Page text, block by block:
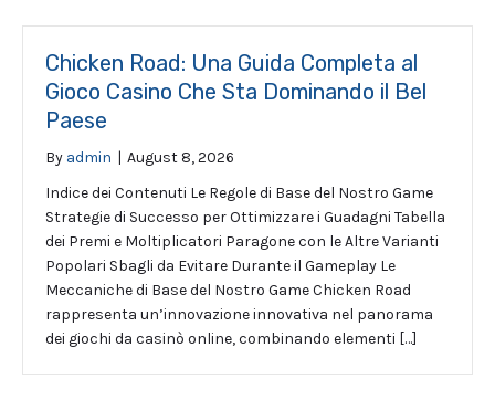
Chicken Road: Una Guida Completa al
Gioco Casino Che Sta Dominando il Bel
Paese
By admin | August 8, 2026
Indice dei Contenuti Le Regole di Base del Nostro Game
Strategie di Successo per Ottimizzare i Guadagni Tabella
dei Premi e Moltiplicatori Paragone con le Altre Varianti
Popolari Sbagli da Evitare Durante il Gameplay Le
Meccaniche di Base del Nostro Game Chicken Road
rappresenta un’innovazione innovativa nel panorama
dei giochi da casinò online, combinando elementi […]